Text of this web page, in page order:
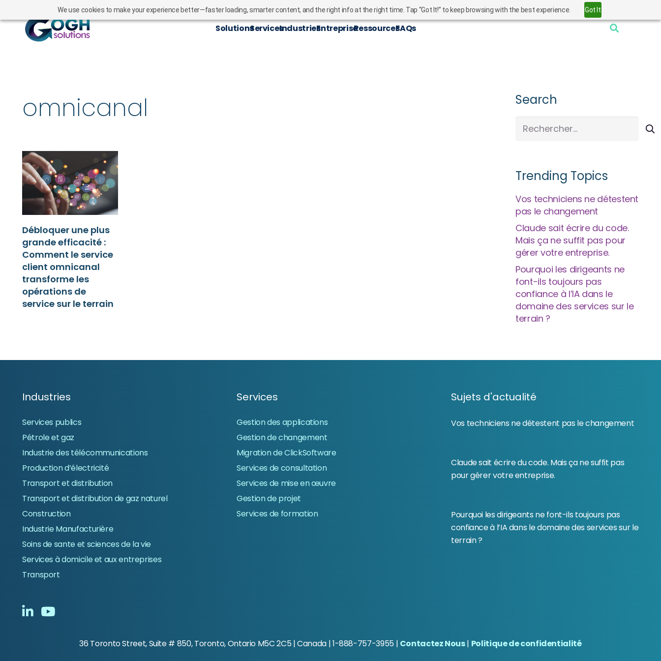
We use cookies to make your experience better—faster loading, smarter content, and the right info at the right time. Tap “Got It!” to keep browsing with the best experience. Got It
SolutionsServicesIndustriesEntrepriseRessourcesFAQs
omnicanal
Débloquer une plus
grande efficacité :
Comment le service
client omnicanal
transforme les
opérations de
service sur le terrain
Search
Rechercher :
Trending Topics
Vos techniciens ne détestent
pas le changement
Claude sait écrire du code.
Mais ça ne suffit pas pour
gérer votre entreprise.
Pourquoi les dirigeants ne
font-ils toujours pas
confiance à l’IA dans le
domaine des services sur le
terrain ?
Industries
Services publics
Pétrole et gaz
Industrie des télécommunications
Production d’électricité
Transport et distribution
Transport et distribution de gaz naturel
Construction
Industrie Manufacturière
Soins de sante et sciences de la vie
Services à domicile et aux entreprises
Transport
Services
Gestion des applications
Gestion de changement
Migration de ClickSoftware
Services de consultation
Services de mise en œuvre
Gestion de projet
Services de formation
Sujets d'actualité
Vos techniciens ne détestent pas le changement
Claude sait écrire du code. Mais ça ne suffit pas
pour gérer votre entreprise.
Pourquoi les dirigeants ne font-ils toujours pas
confiance à l’IA dans le domaine des services sur le
terrain ?
36 Toronto Street, Suite # 850, Toronto, Ontario M5C 2C5| Canada | 1-888-757-3955 | Contactez Nous| Politique de confidentialité